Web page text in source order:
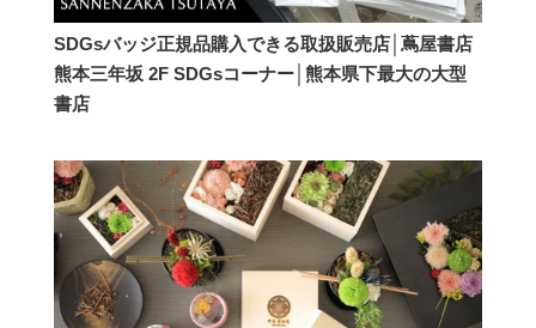
SDGsバッジ正規品購入できる取扱販売店│蔦屋書店
熊本三年坂 2F SDGsコーナー│熊本県下最大の大型
書店